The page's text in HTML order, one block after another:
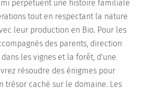
perpétuent une histoire familiale
tout en respectant la nature
leur production en Bio. Pour les
des parents, direction
dans les vignes et la forêt, d'une
résoudre des énigmes pour
trésor caché sur le domaine. Les